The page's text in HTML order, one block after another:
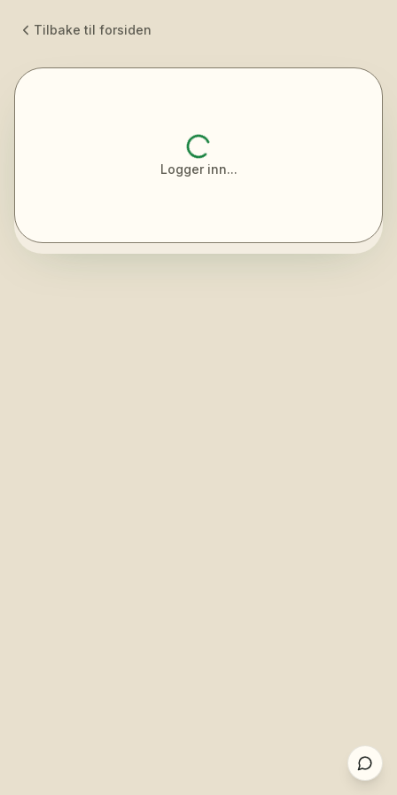
Tilbake til forsiden
Logger inn...